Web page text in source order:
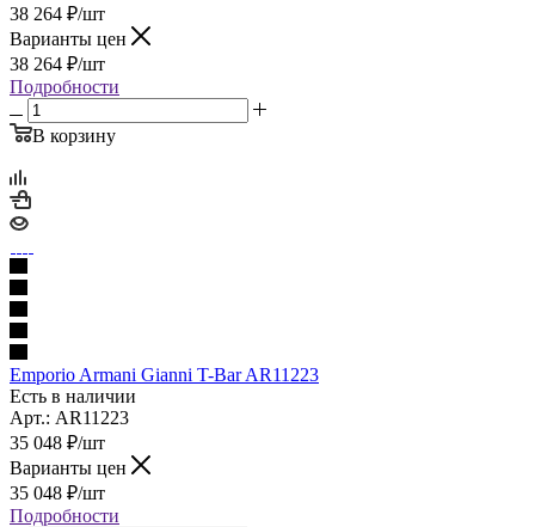
38 264 ₽/шт
Варианты цен
38 264 ₽/шт
Подробности
В корзину
Emporio Armani Gianni T-Bar AR11223
Есть в наличии
Арт.: AR11223
35 048 ₽/шт
Варианты цен
35 048 ₽/шт
Подробности